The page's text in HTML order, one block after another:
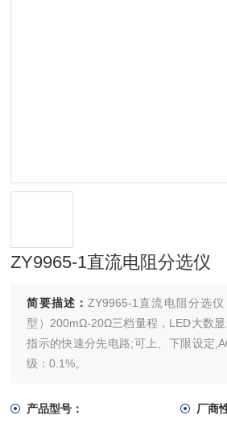
ZY9965-1直流电阻分选仪
简要描述： ZY9965-1直流电阻分选
型）200mΩ-20Ω三档量程，LED大数
指示的快速分先电路;可上、下限设定
级：0.1%。
产品型号： 厂商